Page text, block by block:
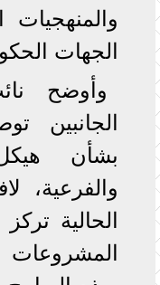
الجهات
وأوضح
الجانبين
بشأن
والفرعية،
الحالية